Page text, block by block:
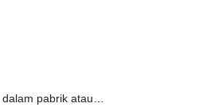
pabrik atau…